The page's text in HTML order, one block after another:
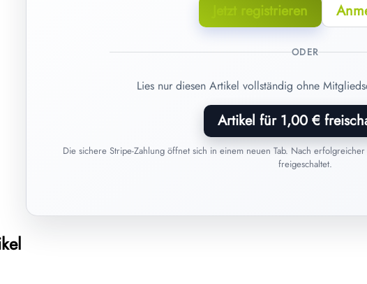
Jetzt registrieren
ODER
Lies nur diesen Artikel vollständig ohne
Artikel für 1,00 €
Die sichere Stripe-Zahlung öffnet sich in einem neuen Tab. Nach
freigeschaltet.
bei Frauen: Ursachen,
Homöopathie im Sommer: